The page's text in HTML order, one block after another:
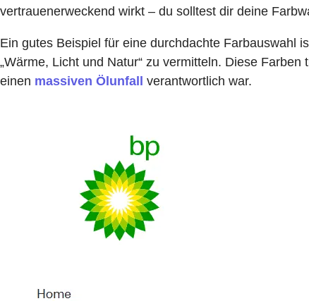
vertrauenerweckend wirkt – du solltest dir deine
Ein gutes Beispiel für eine durchdachte Farbauswahl
„Wärme, Licht und Natur“ zu vermitteln. Diese
einen massiven Ölunfall verantwortlich war.